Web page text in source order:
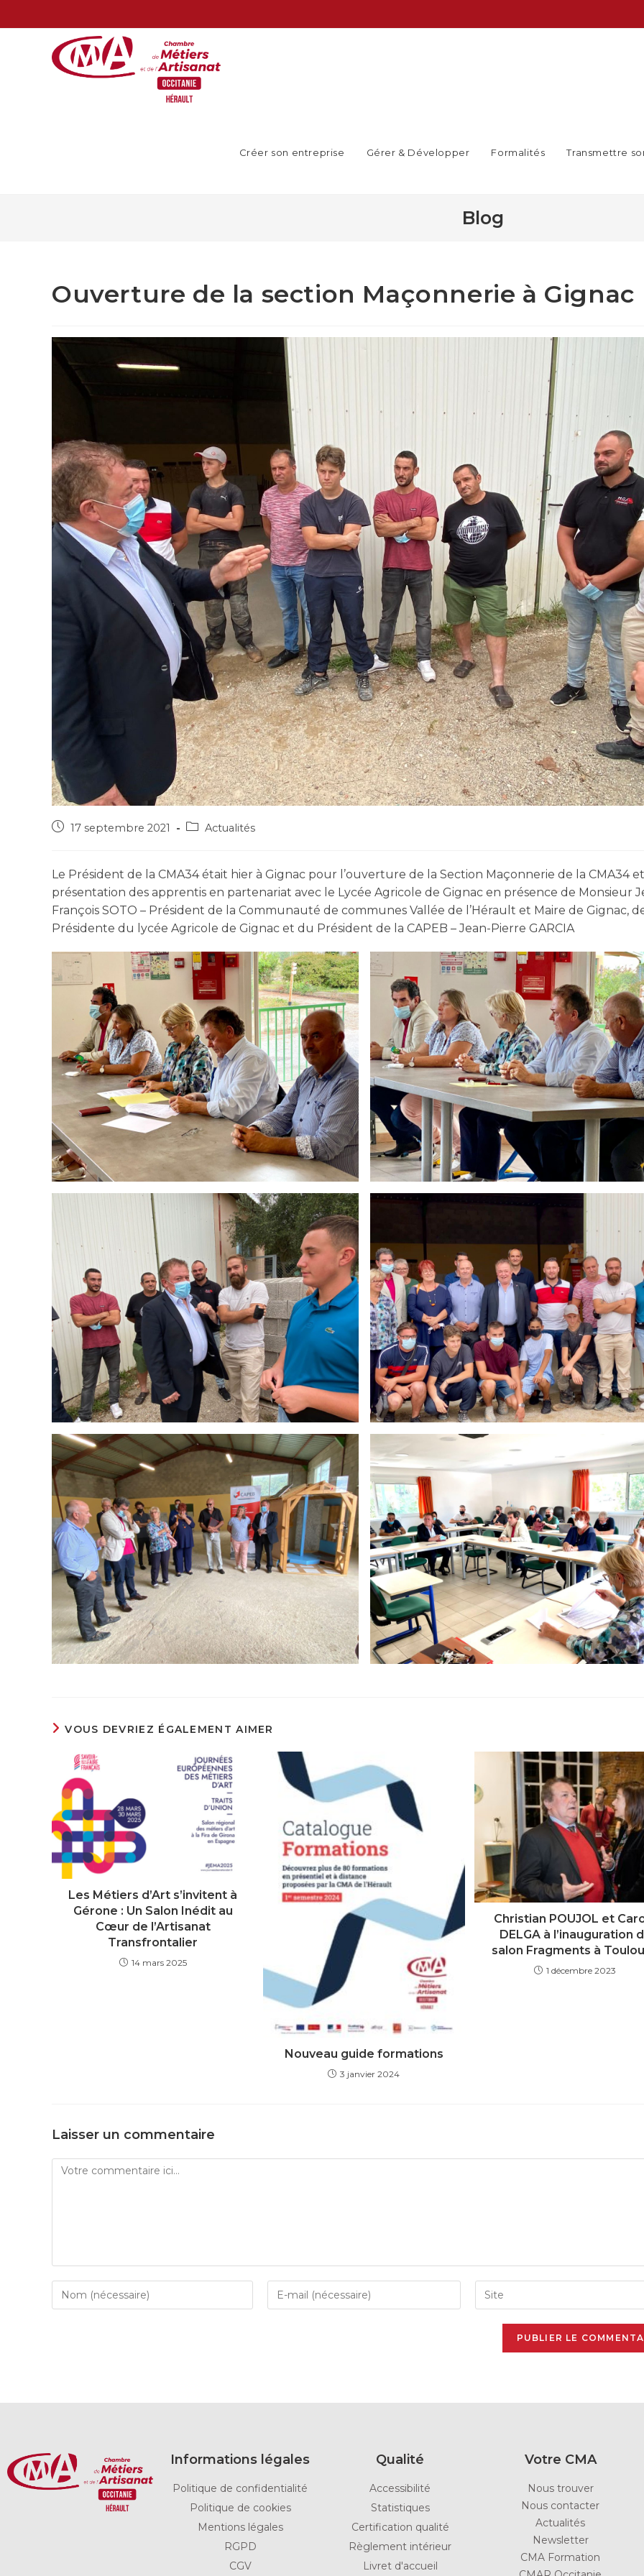
Créer son entreprise Gérer & Développer Formalités Transmettre
Blog
Ouverture de la section Maçonnerie à Gignac
17 septembre 2021 Actualités
Le Président de la CMA34 était hier à Gignac pour l’ouverture de la Section Maçonnerie de la CMA34
présentation des apprentis en partenariat avec le Lycée Agricole de Gignac en présence de Monsieur
François SOTO – Président de la Communauté de communes Vallée de l’Hérault et Maire de Gignac,
Présidente du lycée Agricole de Gignac et du Président de la CAPEB – Jean-Pierre GARCIA
VOUS DEVRIEZ ÉGALEMENT AIMER
Les Métiers d’Art s’invitent à
Gérone : Un Salon Inédit au
Cœur de l’Artisanat
Transfrontalier
14 mars 2025
Nouveau guide formations
3 janvier 2024
Christian POUJOL et
DELGA à l’inauguration
salon Fragments à
1 décembre 2023
Laisser un commentaire
Informations légales
Politique de confidentialité
Politique de cookies
Mentions légales
RGPD
CGV
Qualité
Accessibilité
Statistiques
Certification qualité
Règlement intérieur
Livret d'accueil
Votre CMA
Nous trouver
Nous contacter
Actualités
Newsletter
CMA Formation